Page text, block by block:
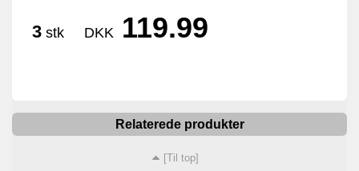
3 stk DKK 119.99
Relaterede produkter
[Til top]